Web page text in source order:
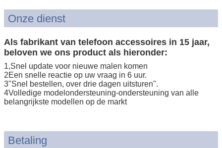
Onze dienst
Als fabrikant van telefoon accessoires in 15 jaar,
beloven we ons product als hieronder:
1,Snel update voor nieuwe malen komen
2Een snelle reactie op uw vraag in 6 uur.
3"Snel bestellen, over drie dagen uitsturen".
4Volledige modelondersteuning-ondersteuning van alle
belangrijkste modellen op de markt
Betaling